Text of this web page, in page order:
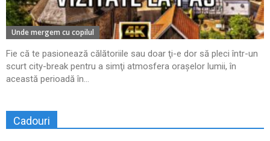
Unde mergem cu copilul
Fie că te pasionează călătoriile sau doar ţi-e dor să pleci într-un
scurt city-break pentru a simţi atmosfera oraşelor lumii, în
această perioadă în...
Cadouri